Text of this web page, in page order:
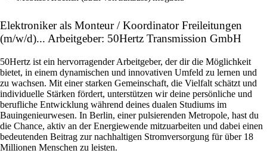
Elektroniker als Monteur / Koordinator Freileitungen
(m/w/d)... Arbeitgeber: 50Hertz Transmission GmbH
50Hertz ist ein hervorragender Arbeitgeber, der dir die Möglichkeit
bietet, in einem dynamischen und innovativen Umfeld zu lernen und
zu wachsen. Mit einer starken Gemeinschaft, die Vielfalt schätzt und
individuelle Stärken fördert, unterstützen wir deine persönliche und
berufliche Entwicklung während deines dualen Studiums im
Bauingenieurwesen. In Berlin, einer pulsierenden Metropole, hast du
die Chance, aktiv an der Energiewende mitzuarbeiten und dabei einen
bedeutenden Beitrag zur nachhaltigen Stromversorgung für über 18
Millionen Menschen zu leisten.